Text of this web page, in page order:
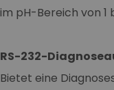
im pH-Bereich von 1
RS-232-
Bietet eine